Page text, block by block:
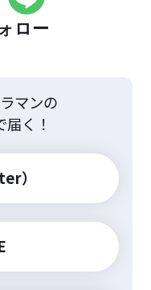
ロー
マンの
く！
）